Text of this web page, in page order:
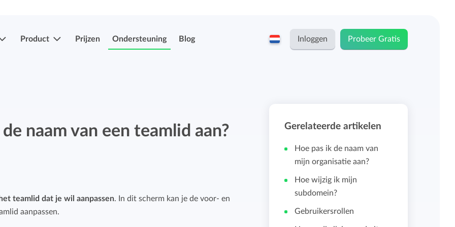
goedkeuren.
ZZP-ers en zelfstandigen
Stichtingen en non-profit
Product
Registraties indienen & goedkeuren
Eenvoudig ziekte en afwezigheid registreren.
Persoonlijk urendashboard
Salarisadministratie koppelingen
Prijzen Ondersteuning Blog Inloggen Probeer Gratis
naam van een teamlid aan?
het teamlid dat je wil aanpassen. In dit scherm kan je de voor- en
aanpassen.
Gerelateerde artikelen
Hoe pas ik de naam van
mijn organisatie aan?
Hoe wijzig ik mijn
subdomein?
Gebruikersrollen